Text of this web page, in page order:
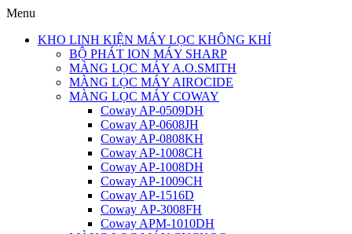
Menu
KHO LINH KIỆN MÁY LỌC KHÔNG KHÍ
BỘ PHÁT ION MÁY SHARP
MÀNG LỌC MÁY A.O.SMITH
MÀNG LỌC MÁY AIROCIDE
MÀNG LỌC MÁY COWAY
Coway AP-0509DH
Coway AP-0608JH
Coway AP-0808KH
Coway AP-1008CH
Coway AP-1008DH
Coway AP-1009CH
Coway AP-1516D
Coway AP-3008FH
Coway APM-1010DH